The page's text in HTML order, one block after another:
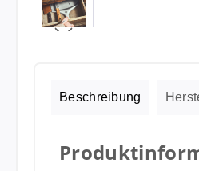
Beschreibung